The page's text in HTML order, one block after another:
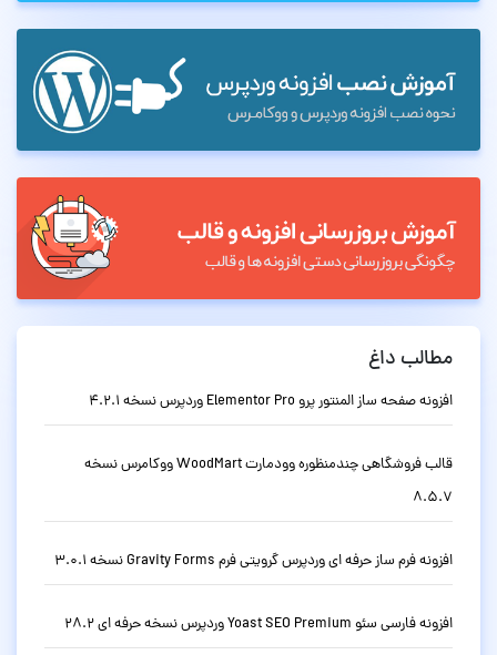
مطالب داغ
افزونه صفحه ساز المنتور پرو Elementor Pro وردپرس نسخه 4.2.1
قالب فروشگاهی چندمنظوره وودمارت WoodMart ووکامرس نسخه
8.5.7
افزونه فرم ساز حرفه ای وردپرس گرویتی فرم Gravity Forms نسخه 3.0.1
افزونه فارسی سئو Yoast SEO Premium وردپرس نسخه حرفه ای 28.2